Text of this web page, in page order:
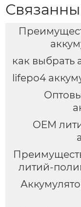
как выбрать
lifepo4
OEM
литий-